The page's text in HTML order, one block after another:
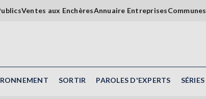
Ventes aux EnchèresAnnuaire EntreprisesCommunes
SORTIR PAROLES D'EXPERTS SÉRIES